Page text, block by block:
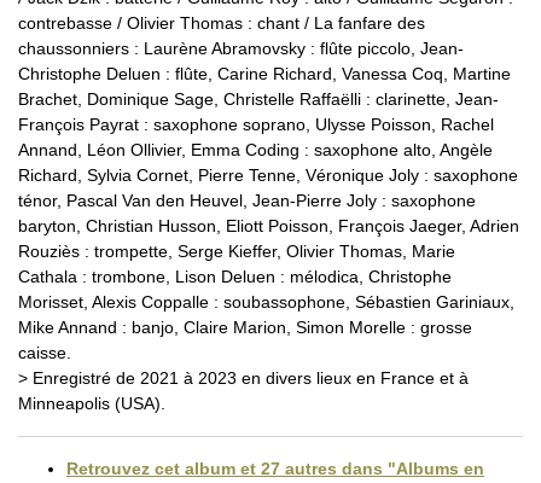
contrebasse / Olivier Thomas : chant / La fanfare des
chaussonniers : Laurène Abramovsky : flûte piccolo, Jean-
Christophe Deluen : flûte, Carine Richard, Vanessa Coq, Martine
Brachet, Dominique Sage, Christelle Raffaëlli : clarinette, Jean-
François Payrat : saxophone soprano, Ulysse Poisson, Rachel
Annand, Léon Ollivier, Emma Coding : saxophone alto, Angèle
Richard, Sylvia Cornet, Pierre Tenne, Véronique Joly : saxophone
ténor, Pascal Van den Heuvel, Jean-Pierre Joly : saxophone
baryton, Christian Husson, Eliott Poisson, François Jaeger, Adrien
Rouziès : trompette, Serge Kieffer, Olivier Thomas, Marie
Cathala : trombone, Lison Deluen : mélodica, Christophe
Morisset, Alexis Coppalle : soubassophone, Sébastien Gariniaux,
Mike Annand : banjo, Claire Marion, Simon Morelle : grosse
caisse.
> Enregistré de 2021 à 2023 en divers lieux en France et à
Minneapolis (USA).
Retrouvez cet album et 27 autres dans "Albums en